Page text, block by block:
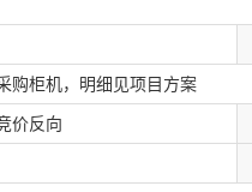
购柜机，明细见项目方案
价反向